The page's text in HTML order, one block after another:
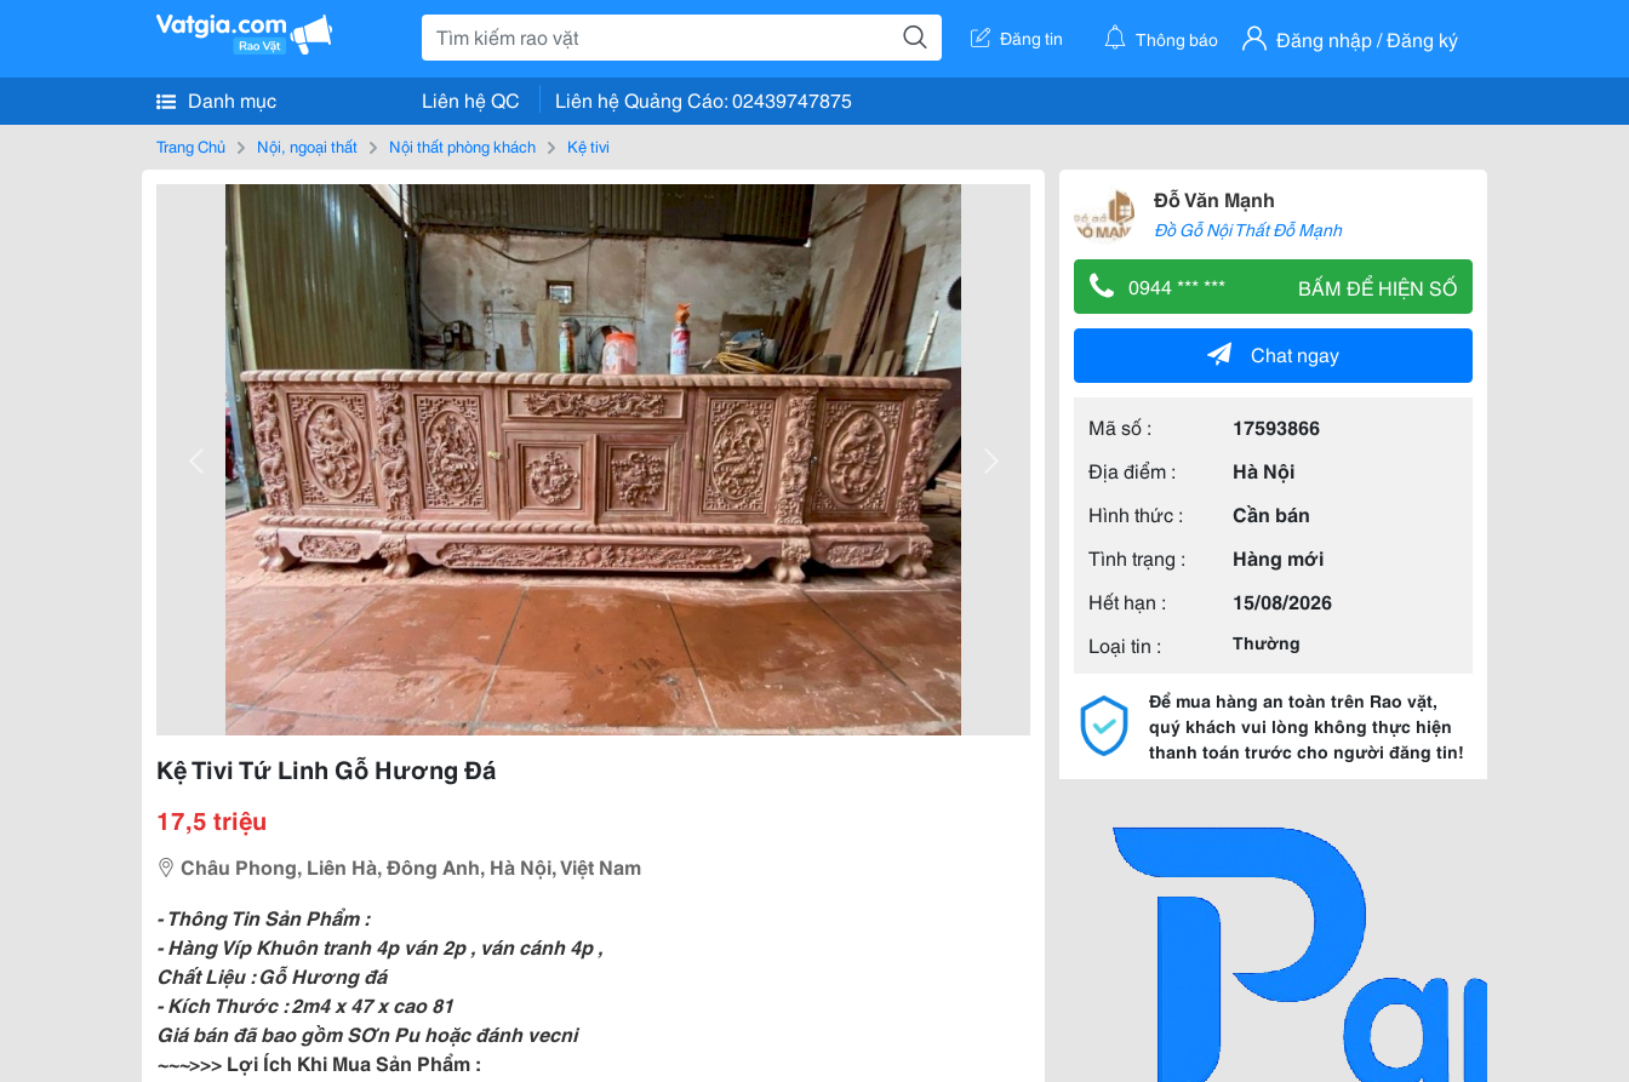
Đăng tin Thông báo Đăng nhập / Đăng ký
Danh mục Liên hệ QC Liên hệ Quảng Cáo: 02439747875
Trang Chủ Nội, ngoại thất Nội thất phòng khách Kệ tivi
Kệ Tivi Tứ Linh Gỗ Hương Đá
17,5 triệu
Châu Phong, Liên Hà, Đông Anh, Hà Nội, Việt Nam
- Thông Tin Sản Phẩm :
- Hàng Víp Khuôn tranh 4p ván 2p , ván cánh 4p ,
Chất Liệu : Gỗ Hương đá
- Kích Thước : 2m4 x 47 x cao 81
Giá bán đã bao gồm SƠn Pu hoặc đánh vecni
~~~>>> Lợi Ích Khi Mua Sản Phẩm :
Đỗ Văn Mạnh
Đồ Gỗ Nội Thất Đỗ Mạnh
0944 *** *** BẤM ĐỂ HIỆN SỐ
Chat ngay
Mã số :
17593866
Địa điểm :
Hà Nội
Hình thức :
Cần bán
Tình trạng :
Hàng mới
Hết hạn :
15/08/2026
Loại tin :
Thường
Để mua hàng an toàn trên Rao vặt,
quý khách vui lòng không thực hiện
thanh toán trước cho người đăng tin!